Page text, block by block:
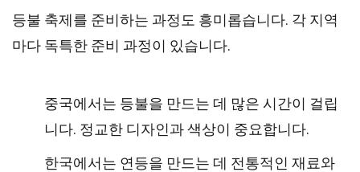
등불 축제를 준비하는 과정도 흥미롭습니다. 각 지역
마다 독특한 준비 과정이 있습니다.
중국에서는 등불을 만드는 데 많은 시간이 걸립
니다. 정교한 디자인과 색상이 중요합니다.
한국에서는 연등을 만드는 데 전통적인 재료와